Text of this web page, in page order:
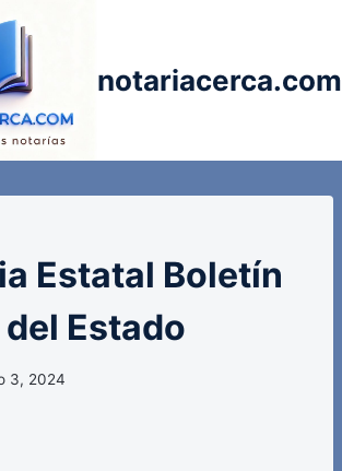
notariacerca.com
Estatal Boletín
Estado
3, 2024